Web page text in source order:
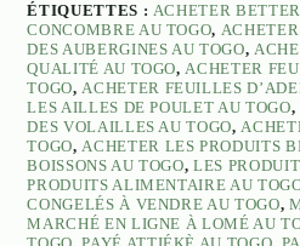
ÉTIQUETTES : ACHETER
CONCOMBRE AU TOGO,
DES AUBERGINES AU TOGO,
QUALITÉ AU TOGO,ACHETER
TOGO,ACHETER FEUILLES
LES AILLES DE POULET AU TOGO,
DES VOLAILLES AU TOGO,
TOGO,ACHETER LES PRODUITS
BOISSONS AU TOGO,LES
PRODUITS ALIMENTAIRE AU
CONGELÉS À VENDRE AU TOGO,
MARCHÉ EN LIGNE À LOMÉ AU